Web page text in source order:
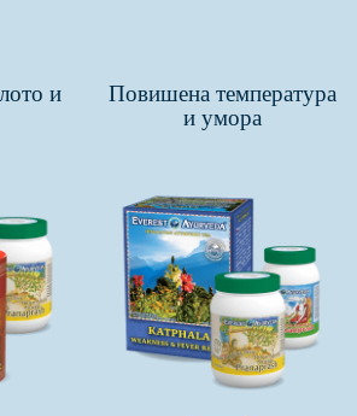
и
Повишена температура
и умора